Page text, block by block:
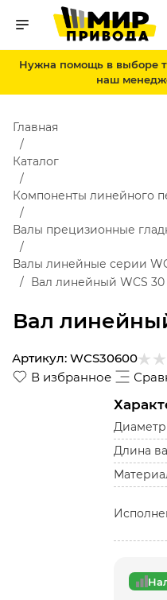
Нужна помощь в выборе
наш
Вал
Главная
Каталог
Компоненты линейного
Валы прецизионные
Валы линейные серии
Вал линейный WCS
В избранное
Артикул: WCS30600
Длина